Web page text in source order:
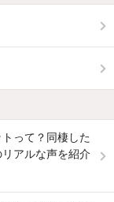
って？同棲した
アルな声を紹介